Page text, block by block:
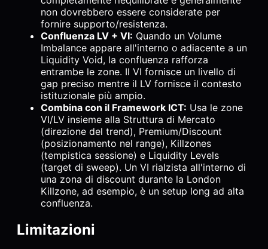
non dovrebbero essere considerate per
fornire supporto/resistenza.
Confluenza LV + VI: Quando un Volume
Imbalance appare all'interno o adiacente a un
Liquidity Void, la confluenza rafforza
entrambe le zone. Il VI fornisce un livello di
gap preciso mentre il LV fornisce il contesto
istituzionale più ampio.
Combina con il Framework ICT: Usa le zone
VI/LV insieme alla Struttura di Mercato
(direzione del trend), Premium/Discount
(posizionamento nel range), Killzones
(tempistica sessione) e Liquidity Levels
(target di sweep). Un VI rialzista all'interno di
una zona di discount durante la London
Killzone, ad esempio, è un setup long ad alta
confluenza.
Limitazioni